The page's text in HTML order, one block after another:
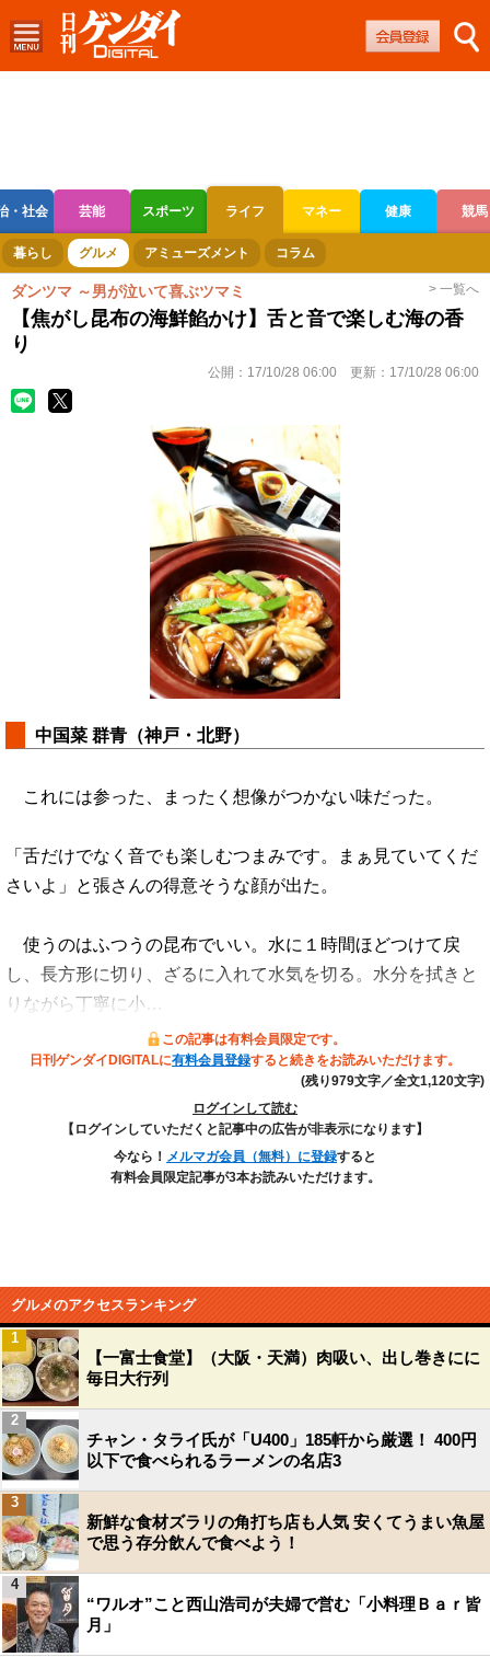
・社会 芸能 スポーツ ライフ マネー 健康 競馬
ボートレース 競輪 オートレース
暮らし グルメ アミューズメント コラム
ダンツマ ～男が泣いて喜ぶツマミ > 一覧へ
【焦がし昆布の海鮮餡かけ】舌と音で楽しむ海の香
り
公開： 17/10/28 06:00 更新： 17/10/28 06:00
中国菜 群青（神戸・北野）
これには参った、まったく想像がつかない味だった。
「舌だけでなく音でも楽しむつまみです。まぁ見ていてくだ
さいよ」と張さんの得意そうな顔が出た。
使うのはふつうの昆布でいい。水に１時間ほどつけて戻
し、長方形に切り、ざるに入れて水気を切る。水分を拭きと
りながら丁寧に小…
この記事は有料会員限定です。
日刊ゲンダイDIGITALに有料会員登録すると続きをお読みいただけます。
(残り979文字／全文1,120文字)
ログインして読む
【ログインしていただくと記事中の広告が非表示になります】
今なら！ メルマガ会員（無料）に登録すると
有料会員限定記事が3本お読みいただけます。
グルメのアクセスランキング
【一富士食堂】（大阪・天満）肉吸い、出し巻きにに
毎日大行列
1
チャン・タライ氏が「U400」185軒から厳選！ 400円
以下で食べられるラーメンの名店3
2
新鮮な食材ズラリの角打ち店も人気 安くてうまい魚屋
で思う存分飲んで食べよう！
3
“ワルオ”こと西山浩司が夫婦で営む「小料理Ｂａｒ皆
月」
4